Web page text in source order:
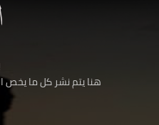
هنا يتم نشر كل ما يخص